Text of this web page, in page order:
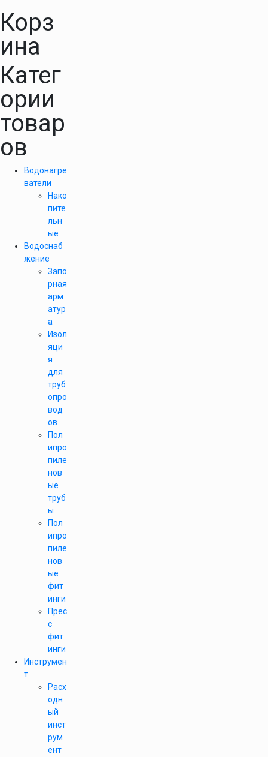
Корз
ина
Катег
ории
товар
ов
Водонагре
ватели
Нако
пите
льн
ые
Водоснаб
жение
Запо
рная
арм
атур
а
Изол
яци
я
для
труб
опро
вод
ов
Пол
ипро
пиле
нов
ые
труб
ы
Пол
ипро
пиле
нов
ые
фит
инги
Прес
с
фит
инги
Инструмен
т
Расх
одн
ый
инст
рум
ент